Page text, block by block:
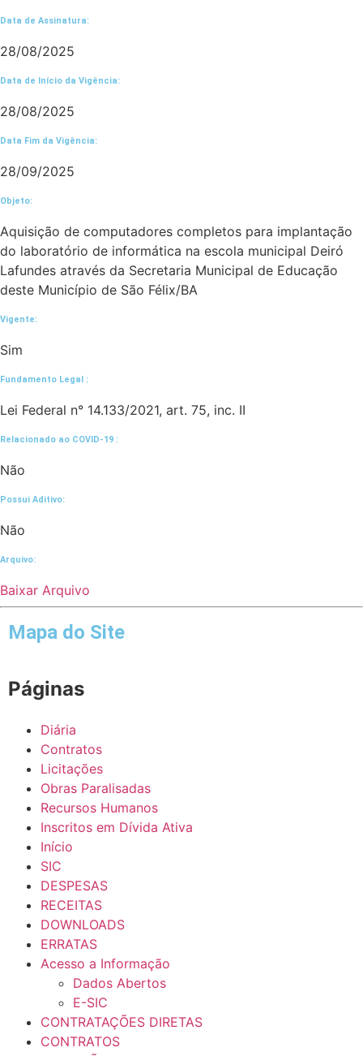
Data de Assinatura:
28/08/2025
Data de Início da Vigência:
28/08/2025
Data Fim da Vigência:
28/09/2025
Objeto:
Aquisição de computadores completos para implantação
do laboratório de informática na escola municipal Deiró
Lafundes através da Secretaria Municipal de Educação
deste Município de São Félix/BA
Vigente:
Sim
Fundamento Legal :​
Lei Federal n° 14.133/2021, art. 75, inc. II
Relacionado ao COVID-19 :​
Não
Possui Aditivo:​
Não
Arquivo:
Baixar Arquivo
Mapa do Site
Páginas
Diária
Contratos
Licitações
Obras Paralisadas
Recursos Humanos
Inscritos em Dívida Ativa
Início
SIC
DESPESAS
RECEITAS
DOWNLOADS
ERRATAS
Acesso a Informação
Dados Abertos
E-SIC
CONTRATAÇÕES DIRETAS
CONTRATOS